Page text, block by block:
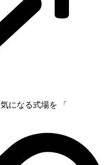
気になる式場を 「